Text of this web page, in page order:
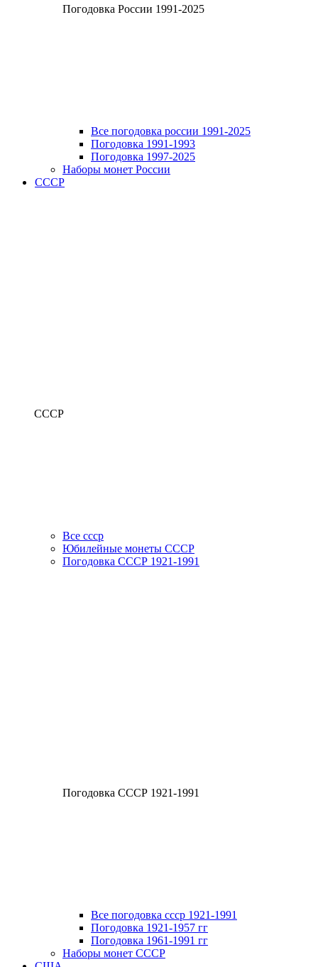
Погодовка России 1991-2025
Все погодовка россии 1991-2025
Погодовка 1991-1993
Погодовка 1997-2025
Наборы монет России
СССР
СССР
Все ссср
Юбилейные монеты СССР
Погодовка СССР 1921-1991
Погодовка СССР 1921-1991
Все погодовка ссср 1921-1991
Погодовка 1921-1957 гг
Погодовка 1961-1991 гг
Наборы монет СССР